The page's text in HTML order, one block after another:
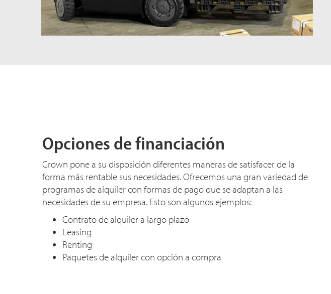
Opciones de financiación
Crown pone a su disposición diferentes maneras de satisfacer de la
forma más rentable sus necesidades. Ofrecemos una gran variedad de
programas de alquiler con formas de pago que se adaptan a las
necesidades de su empresa. Esto son algunos ejemplos:
Contrato de alquiler a largo plazo
Leasing
Renting
Paquetes de alquiler con opción a compra